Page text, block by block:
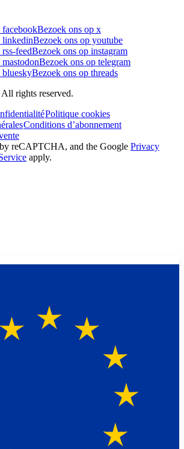
facebookBezoek ons op x
linkedinBezoek ons op youtube
feedBezoek ons op instagram
Bezoek ons op telegram
blueskyBezoek ons op threads
rights reserved.
Politique cookies
Conditions d’abonnement
reCAPTCHA, and the Google Privacy
apply.